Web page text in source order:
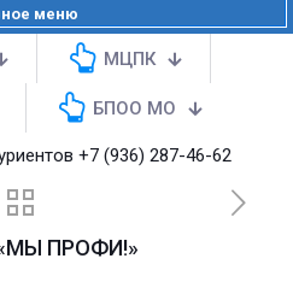
меню
МЦПК
БПОО МО
+7 (936) 287-46-62
ПРОФИ!»